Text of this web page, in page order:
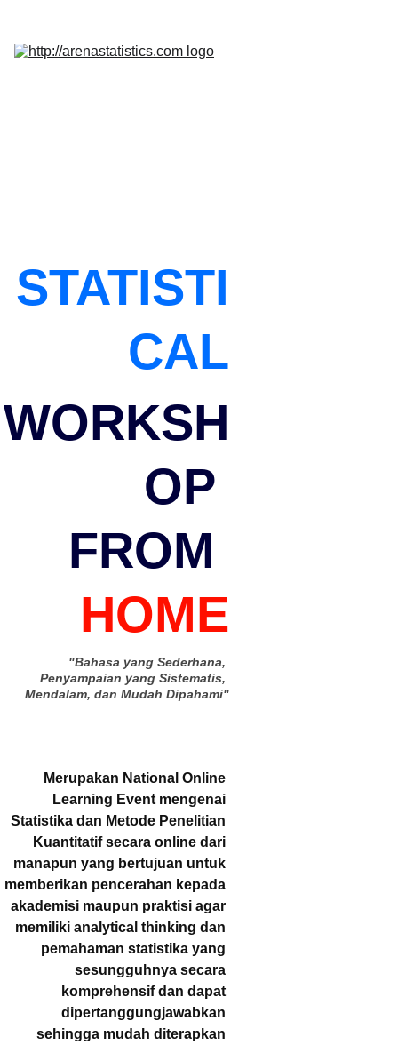
STATISTI
CAL
WORKSH
OP
FROM
HOME
"Bahasa yang Sederhana,
Penyampaian yang Sistematis,
Mendalam, dan Mudah Dipahami"
Merupakan National Online
Learning Event mengenai
Statistika dan Metode Penelitian
Kuantitatif secara online dari
manapun yang bertujuan untuk
memberikan pencerahan kepada
akademisi maupun praktisi agar
memiliki analytical thinking dan
pemahaman statistika yang
sesungguhnya secara
komprehensif dan dapat
dipertanggungjawabkan
sehingga mudah diterapkan